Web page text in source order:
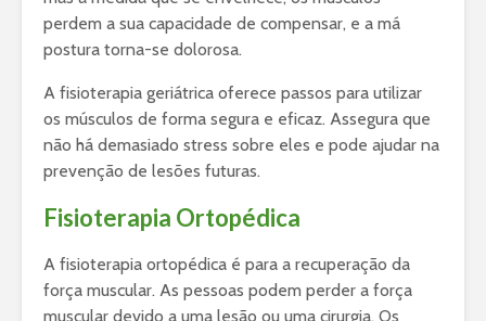
perdem a sua capacidade de compensar, e a má
postura torna-se dolorosa.
A fisioterapia geriátrica oferece passos para utilizar
os músculos de forma segura e eficaz. Assegura que
não há demasiado stress sobre eles e pode ajudar na
prevenção de lesões futuras.
Fisioterapia Ortopédica
A fisioterapia ortopédica é para a recuperação da
força muscular. As pessoas podem perder a força
muscular devido a uma lesão ou uma cirurgia. Os